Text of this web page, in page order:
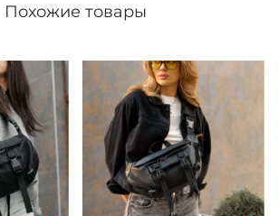
Похожие товары